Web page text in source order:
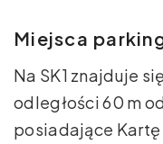
Miejsca
Na SK1 znajduje
odległości 60 m
posiadające